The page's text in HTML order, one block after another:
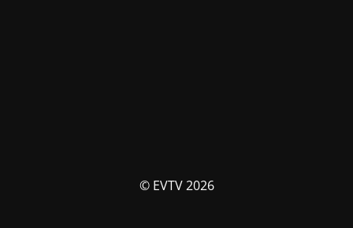
© EVTV 2026